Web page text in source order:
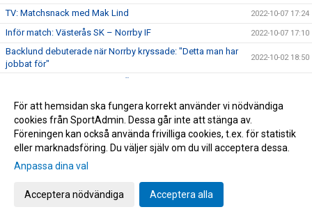
TV: Matchsnack med Mak Lind 2022-10-07 17:24
Inför match: Västerås SK – Norrby IF 2022-10-07 17:10
Backlund debuterade när Norrby kryssade: "Detta man har
jobbat för"
2022-10-02 18:50
Inför match: Norrby IF – Skövde AIK 2022-10-01 15:29
Tillsammans tar vi kampen mot barncancer! 2022-09-22 16:00
Nära Norrby S02E07: "Jag mår lika bra som i morse"
Norrby föll med uddamålet: "Kommer in i det för sent"
Inför match: Landskrona BoIS – Norrby IF
Glädjescenerna från 3-0-segern mot Halmstad
För att hemsidan ska fungera korrekt använder vi nödvändiga
cookies från SportAdmin. Dessa går inte att stänga av.
Föreningen kan också använda frivilliga cookies, t.ex. för statistik
eller marknadsföring. Du väljer själv om du vill acceptera dessa.
Anpassa dina val
Acceptera nödvändiga Acceptera alla